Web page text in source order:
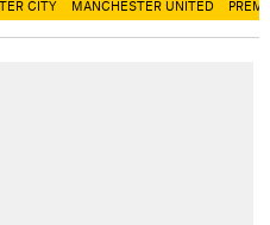
CITY MANCHESTER UNITED